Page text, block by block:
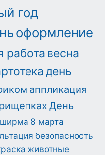
год
оформление
работа весна
день
аппликация
День
ширма 8 марта
безопасность
животные